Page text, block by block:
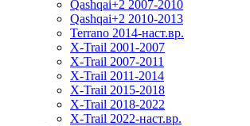
Qashqai+2 2007-2010
Qashqai+2 2010-2013
Terrano 2014-наст.вр.
X-Trail 2001-2007
X-Trail 2007-2011
X-Trail 2011-2014
X-Trail 2015-2018
X-Trail 2018-2022
X-Trail 2022-наст.вр.